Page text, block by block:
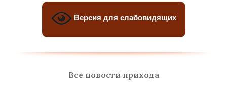
Версия для слабовидящих
Все новости прихода